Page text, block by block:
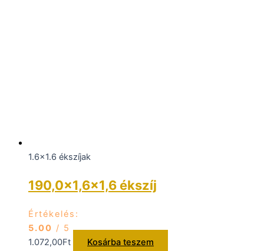
1.6x1.6 ékszíjak
190,0×1,6×1,6 ékszíj
Értékelés:
5.00 / 5
1.072,00Ft Kosárba teszem